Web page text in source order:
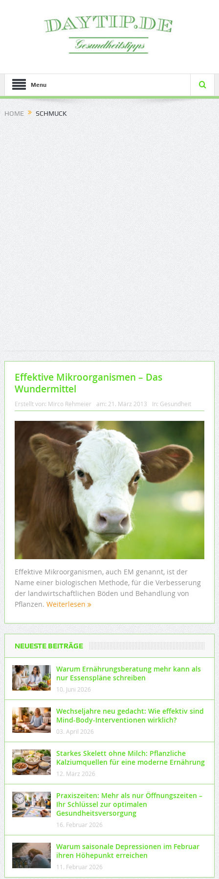
Menu
HOME SCHMUCK
Effektive Mikroorganismen – Das
Wundermittel
Erstellt von: Mirco Rehmeier am: 21. März 2013 In: Gesundheit
Effektive Mikroorganismen, auch EM genannt, ist der
Name einer biologischen Methode, für die Verbesserung
der landwirtschaftlichen Böden und Behandlung von
Pflanzen. Weiterlesen
NEUESTE BEITRÄGE
Warum Ernährungsberatung mehr kann als
nur Essenspläne schreiben
10. Juni 2026
Wechseljahre neu gedacht: Wie effektiv sind
Mind-Body-Interventionen wirklich?
03. April 2026
Starkes Skelett ohne Milch: Pflanzliche
Kalziumquellen für eine moderne Ernährung
12. März 2026
Praxiszeiten: Mehr als nur Öffnungszeiten –
Ihr Schlüssel zur optimalen
Gesundheitsversorgung
16. Februar 2026
Warum saisonale Depressionen im Februar
ihren Höhepunkt erreichen
11. Februar 2026